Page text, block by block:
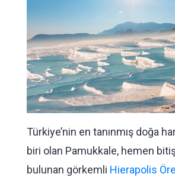
Türkiye’nin en tanınmış doğa
biri olan Pamukkale, hemen
bulunan görkemli Hierapolis